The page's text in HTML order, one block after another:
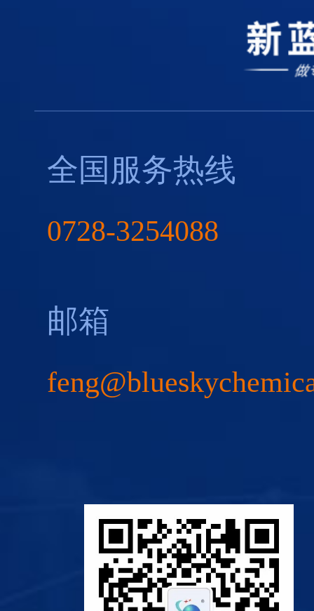
全国服务热线
0728-3254088
邮箱